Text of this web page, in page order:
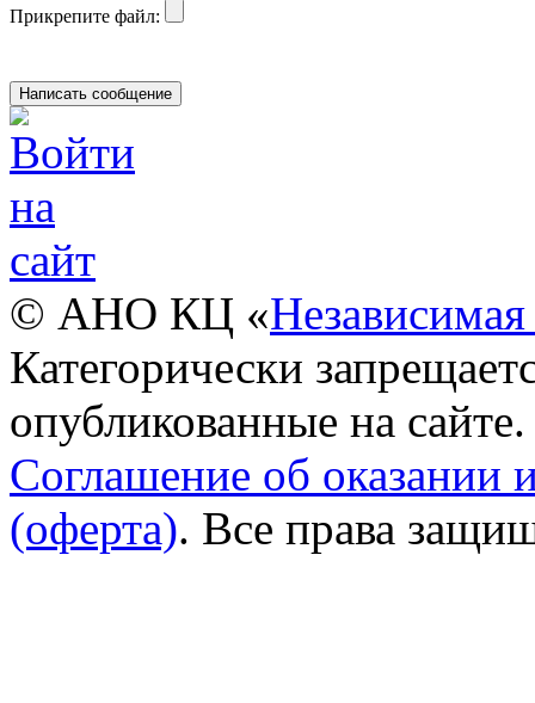
Прикрепите файл:
© АНО КЦ «Независимая
Категорически
опубликованные на сайте.
Соглашение об оказании
(оферта). Все права